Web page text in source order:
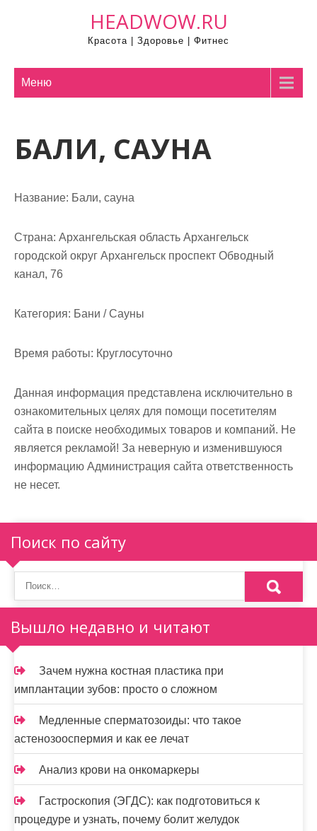
HEADWOW.RU
Красота | Здоровье | Фитнес
Меню
БАЛИ, САУНА
Название: Бали, сауна
Страна: Архангельская область Архангельск
городской округ Архангельск проспект Обводный
канал, 76
Категория: Бани / Сауны
Время работы: Круглосуточно
Данная информация представлена исключительно в
ознакомительных целях для помощи посетителям
сайта в поиске необходимых товаров и компаний. Не
является рекламой! За неверную и изменившуюся
информацию Администрация сайта ответственность
не несет.
Поиск по сайту
Вышло недавно и читают
Зачем нужна костная пластика при
имплантации зубов: просто о сложном
Медленные сперматозоиды: что такое
астенозооспермия и как ее лечат
Анализ крови на онкомаркеры
Гастроскопия (ЭГДС): как подготовиться к
процедуре и узнать, почему болит желудок